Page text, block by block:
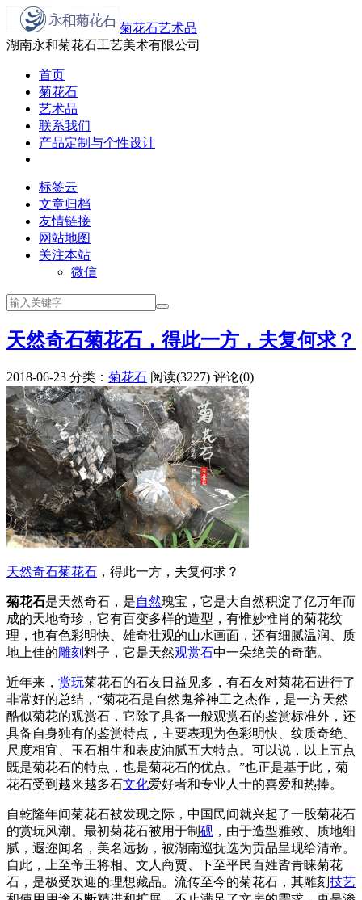
菊花石艺术品
湖南永和菊花石工艺美术有限公司
首页
菊花石
艺术品
联系我们
产品定制与个性设计
标签云
文章归档
友情链接
网站地图
关注本站
微信
天然奇石菊花石，得此一方，夫复何求？
2018-06-23 分类： 菊花石 阅读(3227) 评论(0)
天然奇石菊花石 ，得此一方，夫复何求？
菊花石是天然奇石，是自然瑰宝，它是大自然积淀了亿万年而
成的天地奇珍，它有百变多样的造型，有惟妙惟肖的菊花纹
理，也有色彩明快、雄奇壮观的山水画面，还有细腻温润、质
地上佳的雕刻 料子，它是天然观赏石中一朵绝美的奇葩。
近年来， 赏玩菊花石的石友日益见多，有石友对菊花石进行了
非常好的总结，“菊花石是自然鬼斧神工之杰作，是一方天然
酷似菊花的观赏石，它除了具备一般观赏石的鉴赏标准外，还
具备自身独有的鉴赏特点，主要表现为色彩明快、纹质奇绝、
尺度相宜、玉石相生和表皮油腻五大特点。可以说，以上五点
既是菊花石的特点，也是菊花石的优点。”也正是基于此，菊
花石受到越来越多石文化爱好者和专业人士的喜爱和热捧。
自乾隆年间菊花石被发现之际，中国民间就兴起了一股菊花石
的赏玩风潮。最初菊花石被用于制 砚 ，由于造型雅致、质地细
腻，遐迩闻名，美名远扬，被湖南巡抚选为贡品呈现给清帝。
自此，上至帝王将相、文人商贾、下至平民百姓皆青睐菊花
石，是极受欢迎的理想藏品。流传至今的菊花石，其雕刻 技艺